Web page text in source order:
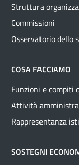
Struttura
Commissioni
Osservatorio dello
COSA FACCIAMO
Funzioni e compiti
Attività
Rappresentanza
SOSTEGNI